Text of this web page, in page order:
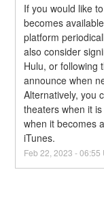
If you would like
becomes
platform
also consider
Hulu, or following
announce when
Alternatively, you
theaters when it
when it becomes
iTunes.
Feb22 ,2023 -06:55